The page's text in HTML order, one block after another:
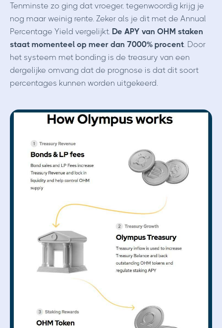
Tenminste zo ging dat vroeger, tegenwoordig krijg je
nog maar weinig rente. Zeker als je dit met de Annual
Percentage Yield vergelijkt. De APY van OHM staken
staat momenteel op meer dan 7000% procent . Door
het systeem met bonding is de treasury van een
dergelijke omvang dat de prognose is dat dit soort
percentages kunnen worden uitgekeerd.